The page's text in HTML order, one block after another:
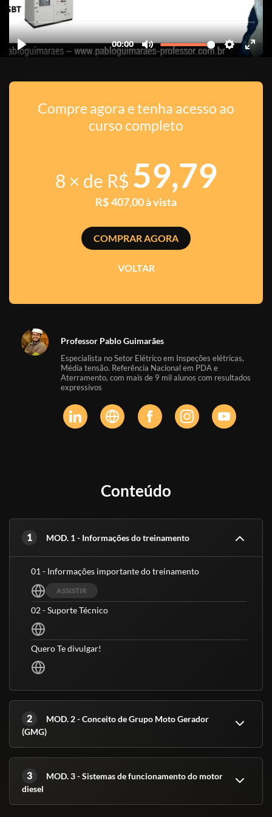
Professor Pablo Guimarães
Especialista no Setor Elétrico em Inspeções elétricas,
Média tensão. Referência Nacional em PDA e
Aterramento, com mais de 9 mil alunos com resultados
expressivos
Compre agora e tenha acesso ao
curso completo
8 × de R$ 59,79
R$ 407,00 à vista
COMPRAR AGORA
VOLTAR
Conteúdo
1 MOD. 1 - Informações do treinamento
01 - Informações importante do treinamento
ASSISTIR
02 - Suporte Técnico
Quero Te divulgar!
2
MOD. 2 - Conceito de Grupo Moto Gerador
(GMG)
3
MOD. 3 - Sistemas de funcionamento do motor
diesel